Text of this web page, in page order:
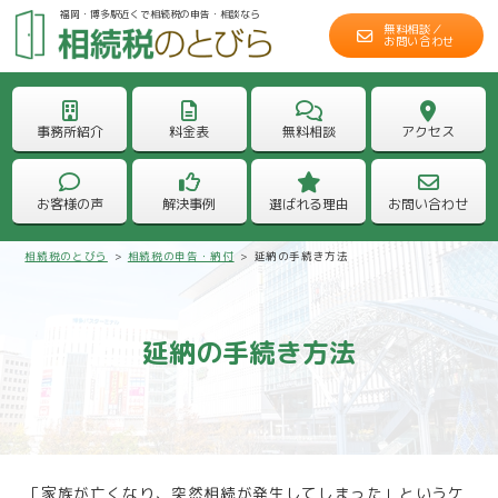
福岡・博多駅近くで相続税の申告・相談なら
無料相談／
お問い合わせ
事務所紹介 料金表 無料相談 アクセス
お客様の声 解決事例 選ばれる理由 お問い合わせ
相続税のとびら > 相続税の申告・納付 > 延納の手続き方法
延納の手続き方法
「家族が亡くなり、突然相続が発生してしまった」というケ